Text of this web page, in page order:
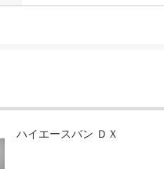
ハイエースバン ＤＸ